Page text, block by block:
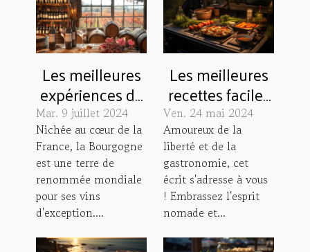
Les meilleures
expériences de
dégustations de
vin en
Bourgogne
Mar. 9 juillet 2024
Nichée au cœur de la
France, la Bourgogne
est une terre de
renommée mondiale
pour ses vins
d'exception....
Les meilleures
recettes faciles
à préparer en
van pour les
aventuriers
culinaires
Ven. 24 mai 2024
Amoureux de la
liberté et de la
gastronomie, cet
écrit s'adresse à vous
! Embrassez l'esprit
nomade et...